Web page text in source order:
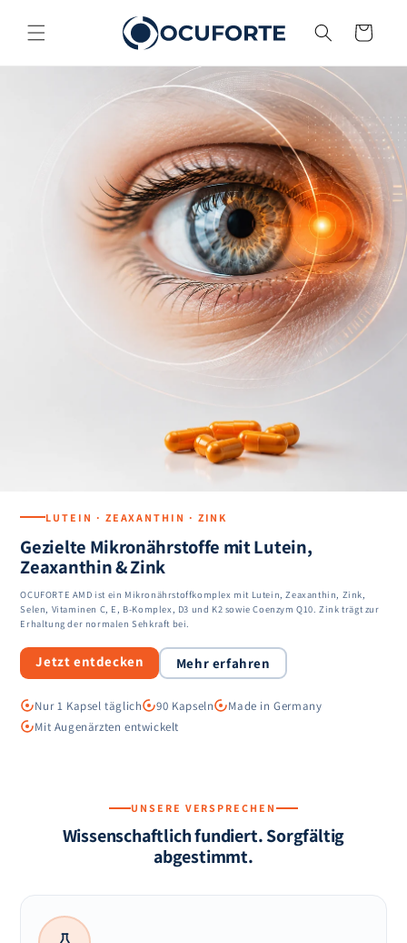
Inhalt
Warenkorb
LUTEIN · ZEAXANTHIN · ZINK
Gezielte Mikronährstoffe mit Lutein,
Zeaxanthin & Zink
OCUFORTE AMD ist ein Mikronährstoffkomplex mit Lutein, Zeaxanthin, Zink,
Selen, Vitaminen C, E, B-Komplex, D3 und K2 sowie Coenzym Q10. Zink trägt zur
Erhaltung der normalen Sehkraft bei.
Jetzt entdecken Mehr erfahren
Nur 1 Kapsel täglich 90 Kapseln
Made in Germany
Mit Augenärzten entwickelt
UNSERE VERSPRECHEN
Wissenschaftlich fundiert. Sorgfältig
abgestimmt.